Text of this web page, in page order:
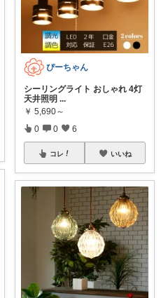
ぴーちゃん
シーリングライト おしゃれ 4灯
天井照明 ...
￥ 5,690～
0 0 6
コレ いいね